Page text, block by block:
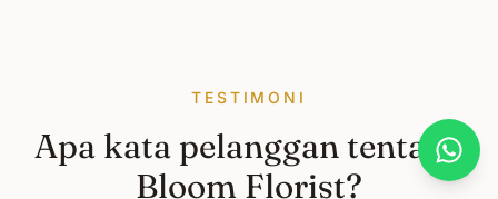
TESTIMONI
Apa kata pelanggan tentang
Bloom Florist?